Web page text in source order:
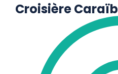
Croisière